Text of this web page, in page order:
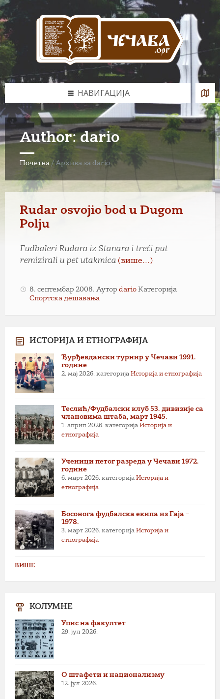
Skip
to
content
Skip
to
left
sidebar
Skip
to
right
sidebar
Skip
to
footer
НАВИГАЦИЈА
Author: dario
Почетна /Архива за dario
Rudar osvojio bod u Dugom
Polju
Fudbaleri Rudara iz Stanara i treći put
remizirali u pet utakmica (више…)
8. септембар 2008. Аутор dario Категорија
Спортска дешавања
ИСТОРИЈА И ЕТНОГРАФИЈА
Ђурђевдански турнир у Чечави 1991.
године
2. мај 2026. категорија Историја и етнографија
Теслић/Фудбалски клуб 53. дивизије са
члановима штаба, март 1945.
1. април 2026. категорија Историја и
етнографија
Ученици петог разреда у Чечави 1972.
године
6. март 2026. категорија Историја и
етнографија
Босонога фудбалска екипа из Гаја –
1978.
3. март 2026. категорија Историја и
етнографија
ВИШЕ
КОЛУМНЕ
Упис на факултет
29. јул 2026.
О штафети и национализму
12. јул 2026.